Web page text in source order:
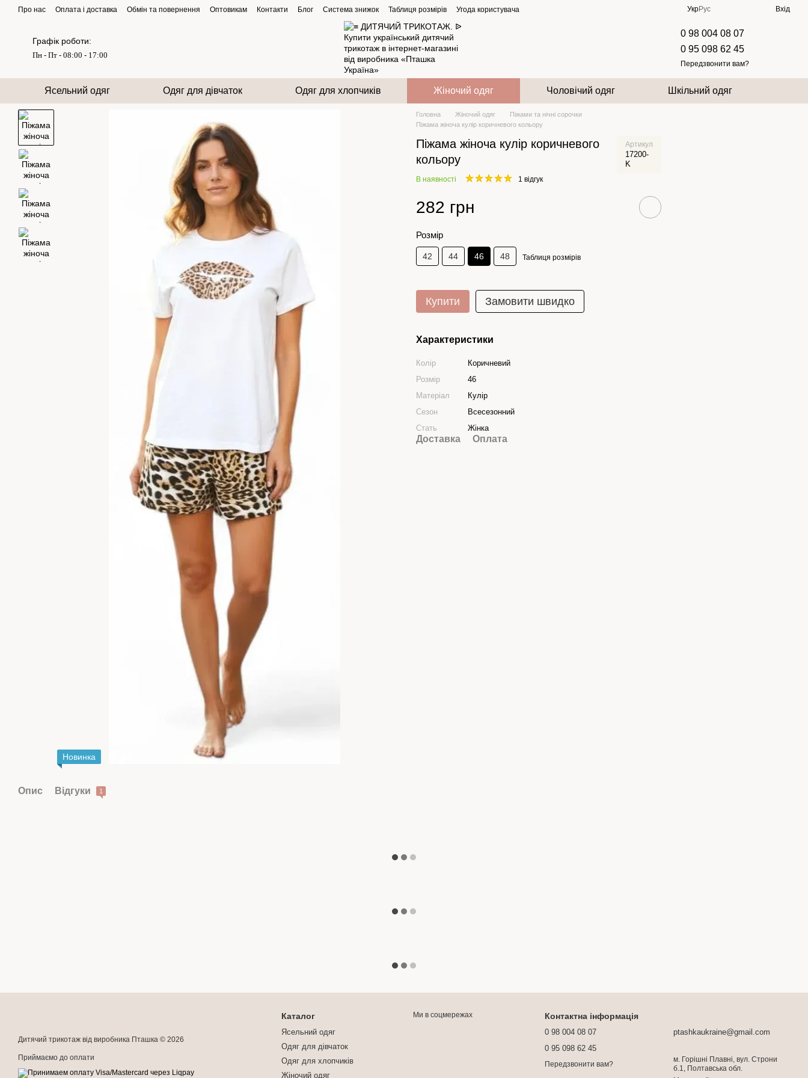
Перейти до основного контенту
Про нас Оплата і доставка Обмін та повернення Оптовикам Контакти Блог Система знижок Таблиця розмірів Угода користувача УкрРус Вхід
Графік роботи:
Пн - Пт - 08:00 - 17:00
0 98 004 08 07
0 95 098 62 45
Передзвонити вам?
Ясельний одяг Одяг для дівчаток Одяг для хлопчиків Жіночий одяг Чоловічий одяг Шкільний одяг
Новинка
Опис Відгуки 1
Головна Жіночий одяг
Піжами та нічні сорочки
Піжама жіноча кулір коричневого кольору
Піжама жіноча кулір коричневого
кольору
Артикул
17200-
K
В наявності 1 відгук
282 грн
Розмір
42 44 46 48 Таблиця розмірів
Купити Замовити швидко
Характеристики
Колір
Коричневий
Розмір
46
Матеріал
Кулір
Сезон
Всесезонний
Стать
Жінка
Доставка Оплата
Дитячий трикотаж від виробника Пташка © 2026
Приймаємо до оплати
Каталог
Ясельний одяг
Одяг для дівчаток
Одяг для хлопчиків
Жіночий одяг
Ми в соцмережах Контактна інформація
0 98 004 08 07
0 95 098 62 45
Передзвонити вам?
ptashkaukraine@gmail.com
м. Горішні Плавні, вул. Строни
б.1, Полтавська обл.